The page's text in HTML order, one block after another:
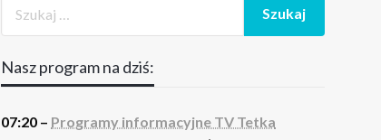
Nasz program na dziś:
07:20 – Programy informacyjne TV Tetka